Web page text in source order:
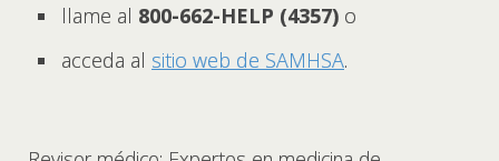
llame al 800-662-HELP (4357) o
acceda al sitio web de SAMHSA.